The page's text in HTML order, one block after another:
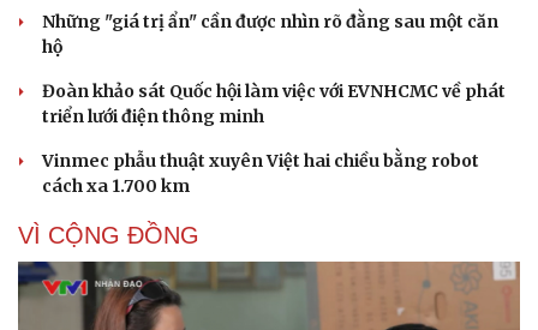
Những "giá trị ẩn" cần được nhìn rõ đằng sau một căn
hộ
Đoàn khảo sát Quốc hội làm việc với EVNHCMC về phát
triển lưới điện thông minh
Vinmec phẫu thuật xuyên Việt hai chiều bằng robot
cách xa 1.700 km
VÌ CỘNG ĐỒNG